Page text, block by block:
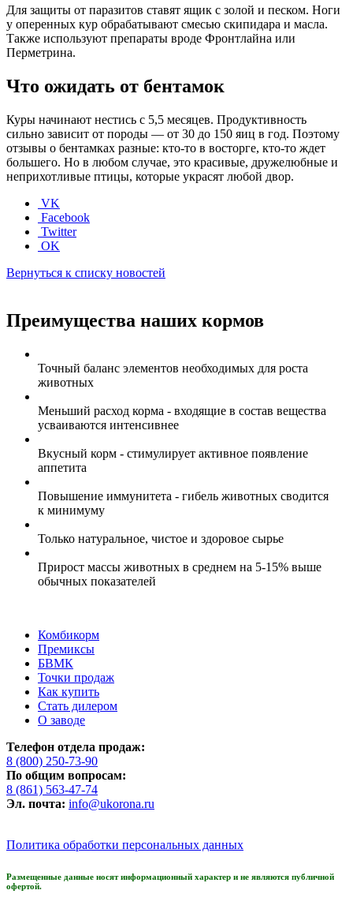
Для защиты от паразитов ставят ящик с золой и песком. Ноги
у оперенных кур обрабатывают смесью скипидара и масла.
Также используют препараты вроде Фронтлайна или
Перметрина.
Что ожидать от бентамок
Куры начинают нестись с 5,5 месяцев. Продуктивность
сильно зависит от породы — от 30 до 150 яиц в год. Поэтому
отзывы о бентамках разные: кто-то в восторге, кто-то ждет
большего. Но в любом случае, это красивые, дружелюбные и
неприхотливые птицы, которые украсят любой двор.
VK
Facebook
Twitter
OK
Вернуться к списку новостей
Преимущества наших кормов
Точный баланс элементов необходимых для роста
животных
Меньший расход корма - входящие в состав вещества
усваиваются интенсивнее
Вкусный корм - стимулирует активное появление
аппетита
Повышение иммунитета - гибель животных сводится
к минимуму
Только натуральное, чистое и здоровое сырье
Прирост массы животных в среднем на 5-15% выше
обычных показателей
Комбикорм
Премиксы
БВМК
Точки продаж
Как купить
Стать дилером
О заводе
Телефон отдела продаж:
8 (800) 250-73-90
По общим вопросам:
8 (861) 563-47-74
Эл. почта: info@ukorona.ru
Политика обработки персональных данных
Размещенные данные носят информационный характер и не являются публичной
офертой.